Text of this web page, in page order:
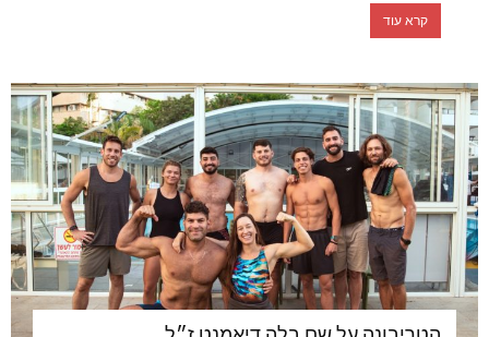
קרא עוד